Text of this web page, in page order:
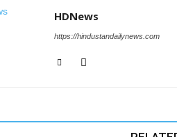
HDNews
https://hindustandailynews.com